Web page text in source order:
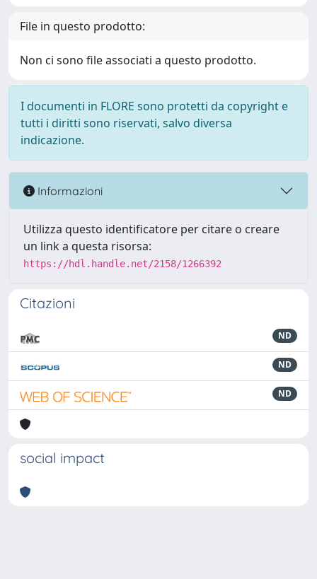
File in questo prodotto:
Non ci sono file associati a questo prodotto.
I documenti in FLORE sono protetti da copyright e
tutti i diritti sono riservati, salvo diversa
indicazione.
Informazioni
Utilizza questo identificatore per citare o creare
un link a questa risorsa:
https://hdl.handle.net/2158/1266392
Citazioni
ND
ND
ND
social impact